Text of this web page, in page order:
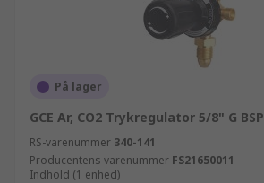
På lager
GCE Ar, CO2 Trykregulator 5/8" G BSP
RS-varenummer 340-141
Producentens varenummer FS21650011
Indhold (1 enhed)